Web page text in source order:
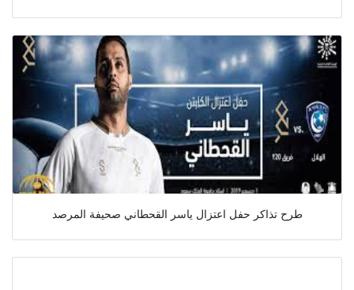
طرح تذاكر حفل اعتزال ياسر القحطاني صحيفة المرصد